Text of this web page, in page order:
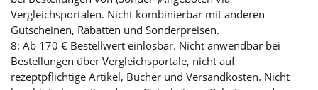
Vergleichsportalen. Nicht kombinierbar mit anderen
Gutscheinen, Rabatten und Sonderpreisen.
8: Ab 170 € Bestellwert einlösbar. Nicht anwendbar bei
Bestellungen über Vergleichsportale, nicht auf
rezeptpflichtige Artikel, Bücher und Versandkosten. Nicht